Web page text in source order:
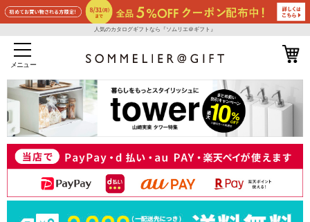
人気のカタログギフトなら『ソムリエ＠ギフト』
メニュー